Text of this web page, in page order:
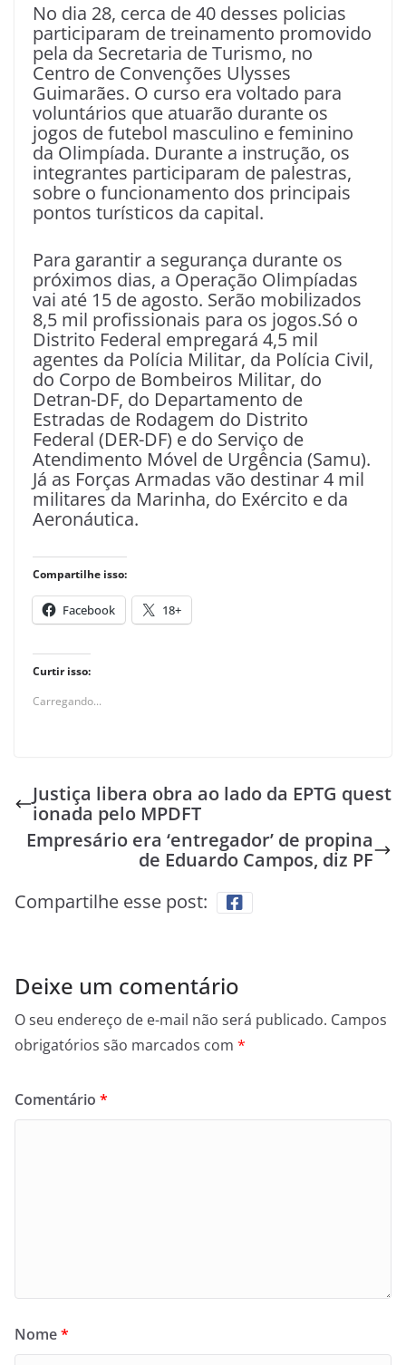
No dia 28, cerca de 40 desses policias
participaram de treinamento promovido
pela da Secretaria de Turismo, no
Centro de Convenções Ulysses
Guimarães. O curso era voltado para
voluntários que atuarão durante os
jogos de futebol masculino e feminino
da Olimpíada. Durante a instrução, os
integrantes participaram de palestras,
sobre o funcionamento dos principais
pontos turísticos da capital.
Para garantir a segurança durante os
próximos dias, a Operação Olimpíadas
vai até 15 de agosto. Serão mobilizados
8,5 mil profissionais para os jogos.Só o
Distrito Federal empregará 4,5 mil
agentes da Polícia Militar, da Polícia Civil,
do Corpo de Bombeiros Militar, do
Detran-DF, do Departamento de
Estradas de Rodagem do Distrito
Federal (DER-DF) e do Serviço de
Atendimento Móvel de Urgência (Samu).
Já as Forças Armadas vão destinar 4 mil
militares da Marinha, do Exército e da
Aeronáutica.
Compartilhe isso:
Facebook 18+
Curtir isso:
Carregando...
Justiça libera obra ao lado da EPTG quest
ionada pelo MPDFT
Empresário era ‘entregador’ de propina
de Eduardo Campos, diz PF
Compartilhe esse post:
Deixe um comentário
O seu endereço de e-mail não será publicado. Campos
obrigatórios são marcados com *
Comentário *
Nome*